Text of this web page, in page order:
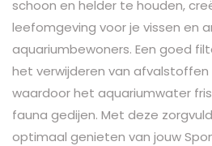
schoon en helder te houden,
leefomgeving voor je vissen en
aquariumbewoners. Een goed
het verwijderen van afvalstoffen
waardoor het aquariumwater
fauna gedijen. Met deze
optimaal genieten van jouw